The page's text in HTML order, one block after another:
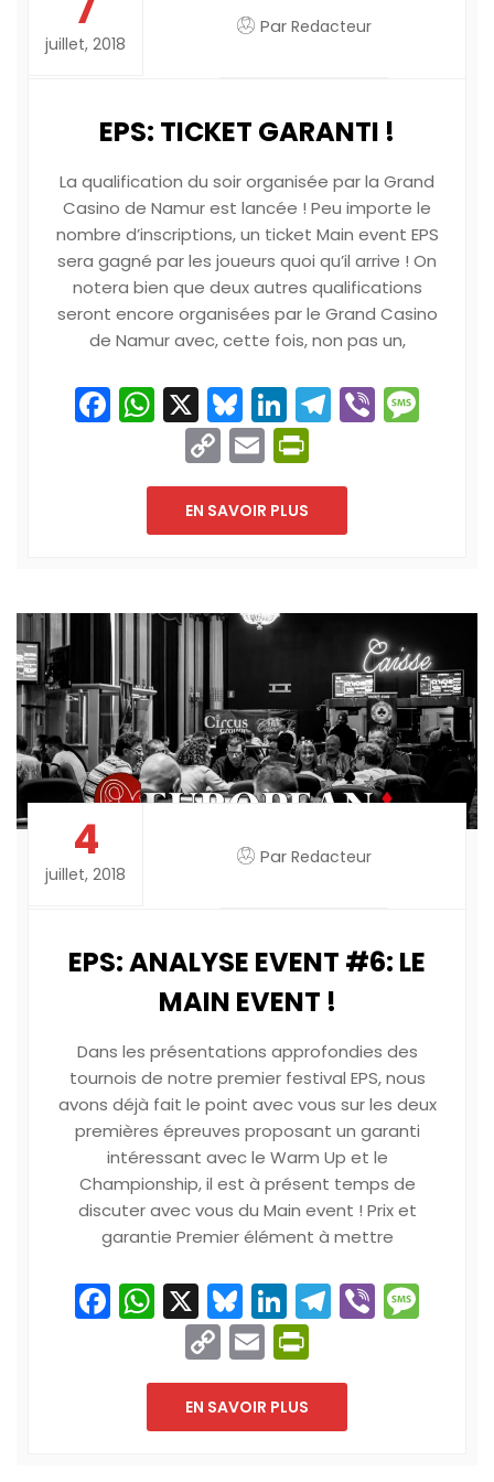
juillet, 2018
Par Redacteur
EPS: TICKET GARANTI !
La qualification du soir organisée par la Grand
Casino de Namur est lancée ! Peu importe le
nombre d’inscriptions, un ticket Main event EPS
sera gagné par les joueurs quoi qu’il arrive ! On
notera bien que deux autres qualifications
seront encore organisées par le Grand Casino
de Namur avec, cette fois, non pas un,
Facebook
WhatsApp
X Bluesky
LinkedIn
Telegram
Viber
Copy
Link
Email
EN SAVOIR PLUS
4
juillet, 2018
Par Redacteur
EPS: ANALYSE EVENT #6: LE
MAIN EVENT !
Dans les présentations approfondies des
tournois de notre premier festival EPS, nous
avons déjà fait le point avec vous sur les deux
premières épreuves proposant un garanti
intéressant avec le Warm Up et le
Championship, il est à présent temps de
discuter avec vous du Main event ! Prix et
garantie Premier élément à mettre
Facebook
WhatsApp
X Bluesky
LinkedIn
Telegram
Viber
Copy
Link
Email
EN SAVOIR PLUS